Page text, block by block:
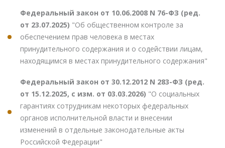
Федеральный закон от 10.06.2008 N 76-ФЗ (ред.
от 23.07.2025) "Об общественном контроле за
обеспечением прав человека в местах
принудительного содержания и о содействии лицам,
находящимся в местах принудительного содержания"
Федеральный закон от 30.12.2012 N 283-ФЗ (ред.
от 15.12.2025, с изм. от 03.03.2026) "О социальных
гарантиях сотрудникам некоторых федеральных
органов исполнительной власти и внесении
изменений в отдельные законодательные акты
Российской Федерации"